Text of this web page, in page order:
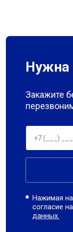
Нужна
Закажите
Нажимая
согласие
данных.